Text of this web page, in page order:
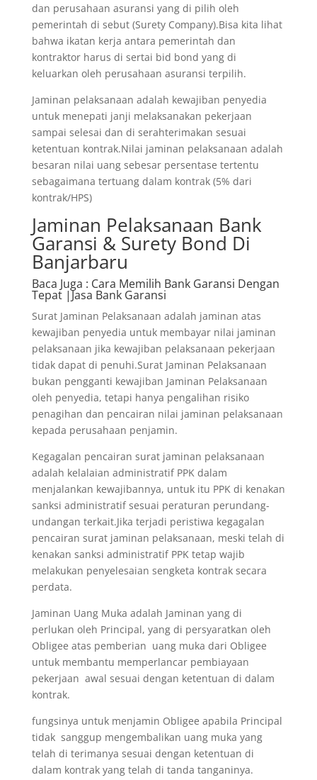
dan perusahaan asuransi yang di pilih oleh
pemerintah di sebut (Surety Company).Bisa kita lihat
bahwa ikatan kerja antara pemerintah dan
kontraktor harus di sertai bid bond yang di
keluarkan oleh perusahaan asuransi terpilih.
Jaminan pelaksanaan adalah kewajiban penyedia
untuk menepati janji melaksanakan pekerjaan
sampai selesai dan di serahterimakan sesuai
ketentuan kontrak.Nilai jaminan pelaksanaan adalah
besaran nilai uang sebesar persentase tertentu
sebagaimana tertuang dalam kontrak (5% dari
kontrak/HPS)
Jaminan Pelaksanaan Bank
Garansi & Surety Bond Di
Banjarbaru
Baca Juga : Cara Memilih Bank Garansi Dengan
Tepat |Jasa Bank Garansi
Surat Jaminan Pelaksanaan adalah jaminan atas
kewajiban penyedia untuk membayar nilai jaminan
pelaksanaan jika kewajiban pelaksanaan pekerjaan
tidak dapat di penuhi.Surat Jaminan Pelaksanaan
bukan pengganti kewajiban Jaminan Pelaksanaan
oleh penyedia, tetapi hanya pengalihan risiko
penagihan dan pencairan nilai jaminan pelaksanaan
kepada perusahaan penjamin.
Kegagalan pencairan surat jaminan pelaksanaan
adalah kelalaian administratif PPK dalam
menjalankan kewajibannya, untuk itu PPK di kenakan
sanksi administratif sesuai peraturan perundang-
undangan terkait.Jika terjadi peristiwa kegagalan
pencairan surat jaminan pelaksanaan, meski telah di
kenakan sanksi administratif PPK tetap wajib
melakukan penyelesaian sengketa kontrak secara
perdata.
Jaminan Uang Muka adalah Jaminan yang di
perlukan oleh Principal, yang di persyaratkan oleh
Obligee atas pemberian uang muka dari Obligee
untuk membantu memperlancar pembiayaan
pekerjaan awal sesuai dengan ketentuan di dalam
kontrak.
fungsinya untuk menjamin Obligee apabila Principal
tidak sanggup mengembalikan uang muka yang
telah di terimanya sesuai dengan ketentuan di
dalam kontrak yang telah di tanda tanganinya.